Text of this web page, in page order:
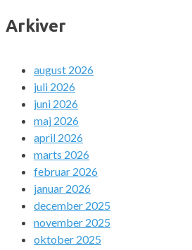
Arkiver
august 2026
juli 2026
juni 2026
maj 2026
april 2026
marts 2026
februar 2026
januar 2026
december 2025
november 2025
oktober 2025